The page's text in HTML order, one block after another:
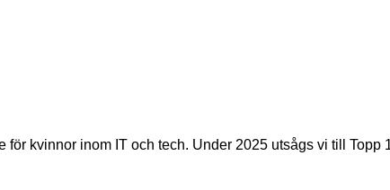
kvinnor inom IT och tech. Under 2025 utsågs vi till Topp